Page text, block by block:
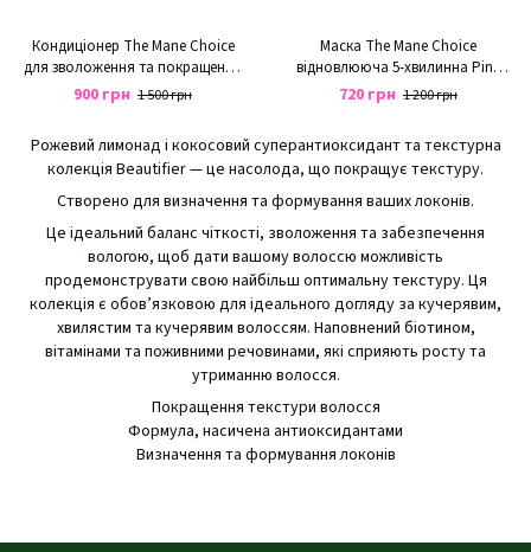
Кондиціонер The Mane Choice
для зволоження та покращення
кучерів Pink Lemonade & Coconut
Super Antioxidant & Texture
900 грн 1 500 грн
Маска The Mane Choice
відновлююча 5-хвилинна Pink
Lemonade & Coconut Super
Antioxidant & Texture Beautifier 5-
720 грн 1 200 грн
Рожевий лимонад і кокосовий суперантиоксидант та текстурна
колекція Beautifier — це насолода, що покращує текстуру.
Створено для визначення та формування ваших локонів.
Це ідеальний баланс чіткості, зволоження та забезпечення
вологою, щоб дати вашому волоссю можливість
продемонструвати свою найбільш оптимальну текстуру. Ця
колекція є обов’язковою для ідеального догляду за кучерявим,
хвилястим та кучерявим волоссям. Наповнений біотином,
вітамінами та поживними речовинами, які сприяють росту та
утриманню волосся.
Покращення текстури волосся
Формула, насичена антиоксидантами
Визначення та формування локонів